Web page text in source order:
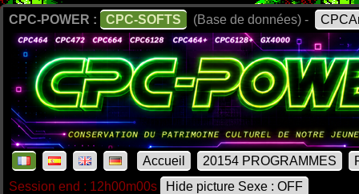
CPC-POWER : CPC-SOFTS (Base de données) -
Accueil 20154 PROGRAMMES
Session end : 12h00m00s
Hide picture Sexe : OFF